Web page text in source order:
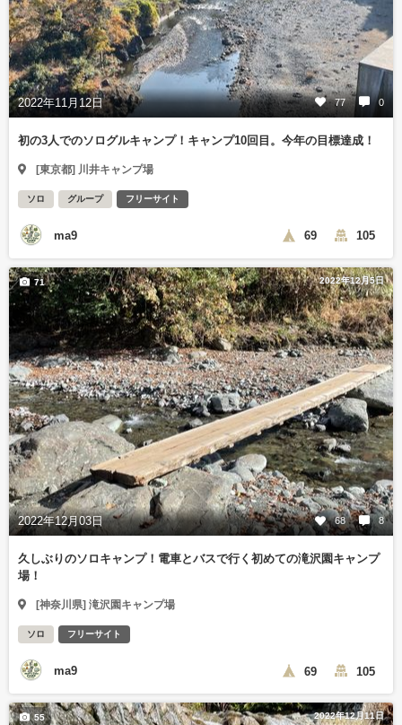
2022年11月12日 77 0
初の3人でのソログルキャンプ！キャンプ10回目。今年の目標達成！
[東京都] 川井キャンプ場
ソロ グループ フリーサイト
ma9 69 105
2022年12月5日
2022年12月03日 68 8
71
久しぶりのソロキャンプ！電車とバスで行く初めての滝沢園キャンプ
場！
[神奈川県] 滝沢園キャンプ場
ソロ フリーサイト
ma9 69 105
2022年12月11日
55